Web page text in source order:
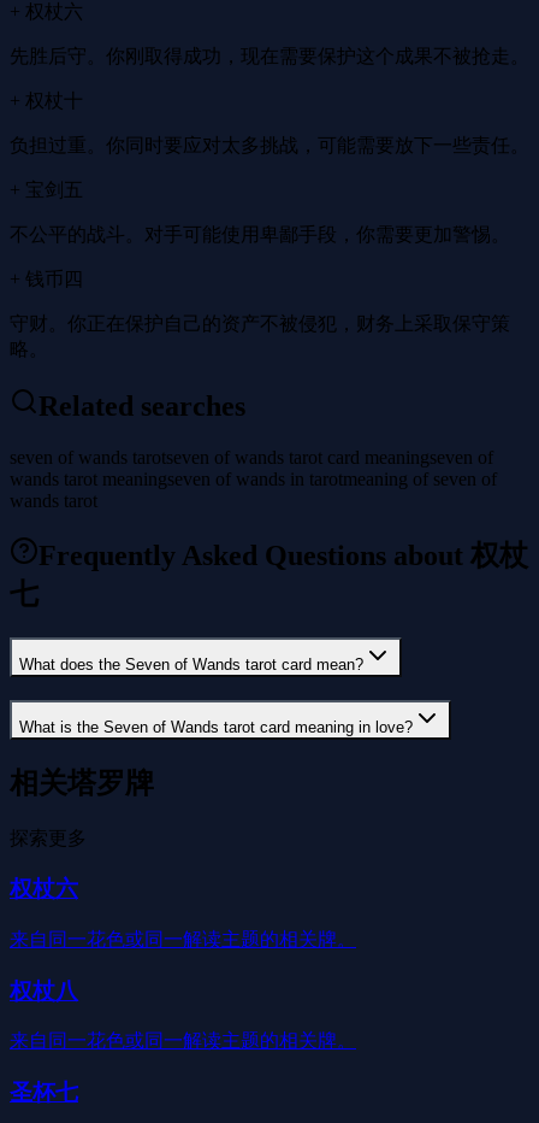
+ 权杖六
先胜后守。你刚取得成功，现在需要保护这个成果不被抢走。
+ 权杖十
负担过重。你同时要应对太多挑战，可能需要放下一些责任。
+ 宝剑五
不公平的战斗。对手可能使用卑鄙手段，你需要更加警惕。
+ 钱币四
守财。你正在保护自己的资产不被侵犯，财务上采取保守策
略。
Related searches
seven of wands tarotseven of wands tarot card meaningseven of
wands tarot meaningseven of wands in tarotmeaning of seven of
wands tarot
Frequently Asked Questions about 权杖
七
What does the Seven of Wands tarot card mean?
What is the Seven of Wands tarot card meaning in love?
相关塔罗牌
探索更多
权杖六
来自同一花色或同一解读主题的相关牌。
权杖八
来自同一花色或同一解读主题的相关牌。
圣杯七